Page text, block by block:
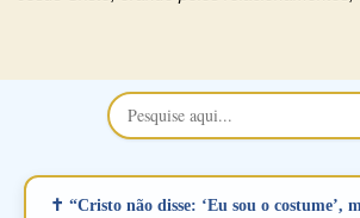
maravilhosos cartões que coloquei aqui
esta abençoada semana no Momento de Fé
vamos juntos formar esta forte corrente de
verdadeiro, ou que está com problemas no
✝ “Cristo não disse: ‘Eu sou o costume’,